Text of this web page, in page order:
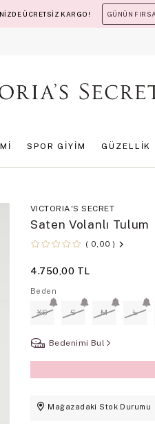
ÜCRETSİZ KARGO! GÜNÜN
SPOR GİYİM GÜZELLİK
VICTORIA'S SECRET
Saten Volanlı Tulum
0,00
4.750,00 TL
Beden
XS S M L
Bedenimi Bul
Mağazadaki Stok Durumu